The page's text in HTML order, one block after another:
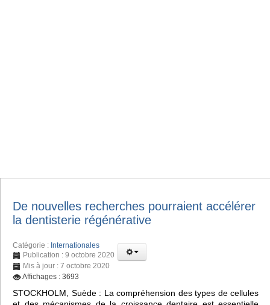
De nouvelles recherches pourraient accélérer
la dentisterie régénérative
Catégorie : Internationales
Publication : 9 octobre 2020
Mis à jour : 7 octobre 2020
Affichages : 3693
STOCKHOLM, Suède : La compréhension des types de cellules